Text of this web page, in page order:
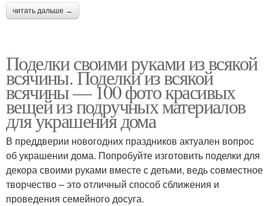
читать дальше →
Поделки своими руками из всякой
всячины. Поделки из всякой
всячины — 100 фото красивых
вещей из подручных материалов
для украшения дома
В преддверии новогодних праздников актуален вопрос
об украшении дома. Попробуйте изготовить поделки для
декора своими руками вместе с детьми, ведь совместное
творчество – это отличный способ сближения и
проведения семейного досуга.